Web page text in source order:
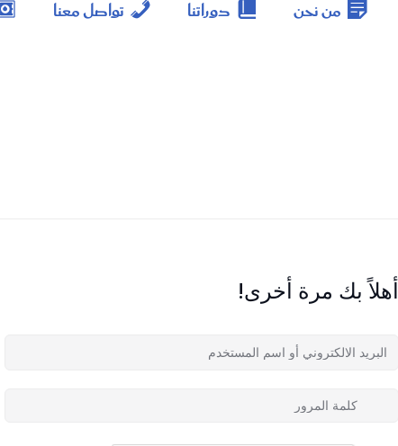
من نحن دوراتنا تواصل معنا
أهلاً بك مرة أخرى!